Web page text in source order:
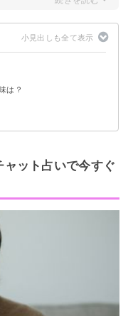
は？
夢】
ット占いで今すぐ